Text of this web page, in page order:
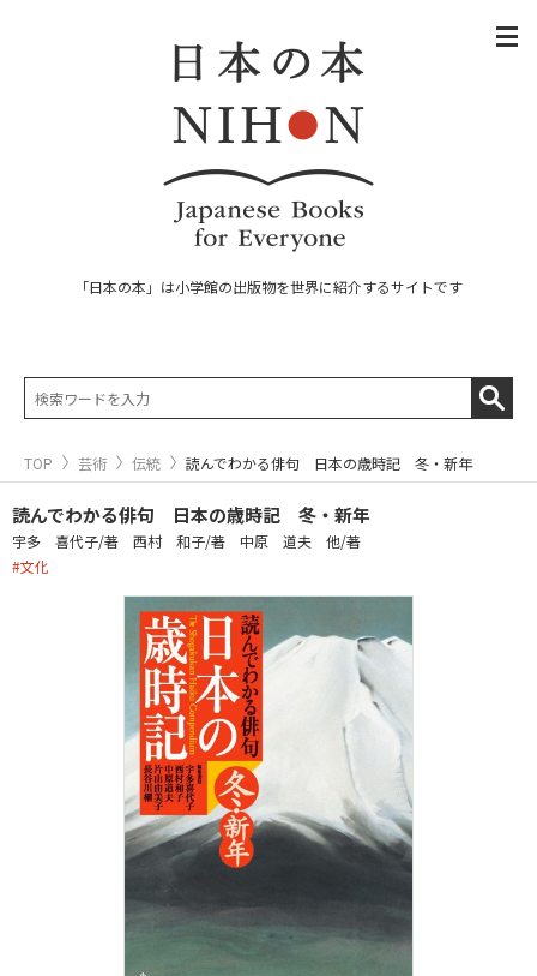
「日本の本」は小学館の出版物を世界に紹介するサイトです
TOP 芸術 伝統 読んでわかる俳句 日本の歳時記 冬・新年
読んでわかる俳句 日本の歳時記 冬・新年
宇多 喜代子/著 西村 和子/著 中原 道夫 他/著
#文化